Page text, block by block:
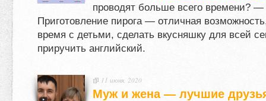
проводят больше всего времени? —
Приготовление пирога — отличная
время с детьми, сделать вкусняшку для всей
приручить английский.
11 июня, 2020
Муж и жена — лучшие